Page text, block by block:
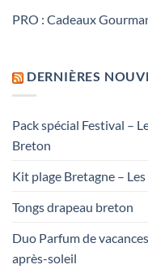
PRO : Cadeaux
DERNIÈRES
Pack spécial Festival –
Breton
Kit plage Bretagne –
Tongs drapeau breton
Duo Parfum de
après-soleil